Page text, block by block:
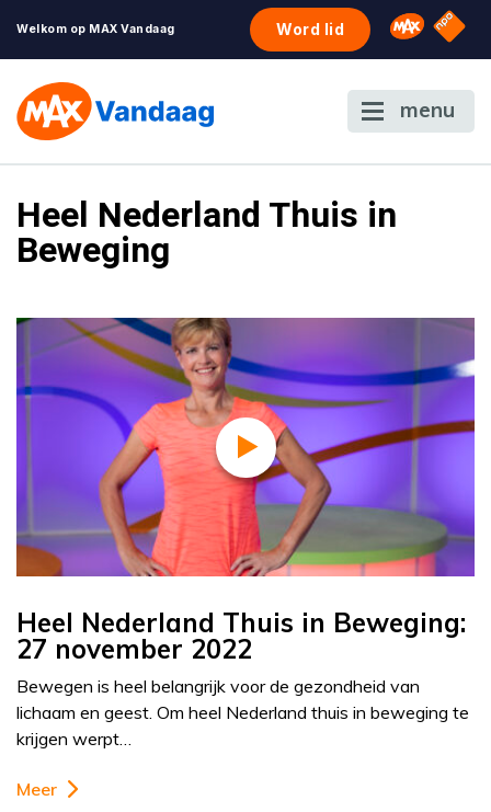
Welkom op MAX Vandaag Word lid Omroep
NPO
menu
Heel Nederland Thuis in
Beweging
Heel Nederland Thuis in Beweging:
27 november 2022
Bewegen is heel belangrijk voor de gezondheid van
lichaam en geest. Om heel Nederland thuis in beweging te
krijgen werpt…
Meer